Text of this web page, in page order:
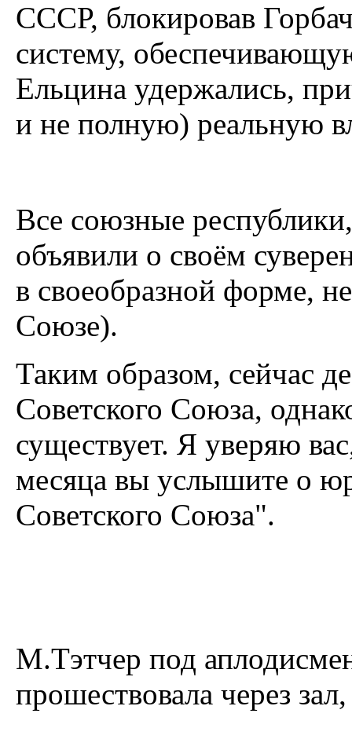
СССР, блокировав
систему,
Ельцина удержались,
и не полную) реальную
Все союзные
объявили о своём
в своеобразной форме,
Союзе).
Таким образом, сейчас
Советского Союза,
существует. Я уверяю
месяца вы услышите о
Советского Союза".
М.Тэтчер под
прошествовала через